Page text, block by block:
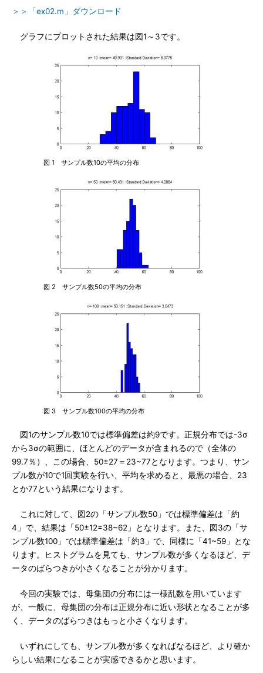
＞＞「ex02.m」ダウンロード
グラフにプロットされた結果は図1～3です。
図 1 サンプル数10の平均の分布
図 2 サンプル数50の平均の分布
図 3 サンプル数100の平均の分布
図1のサンプル数10では標準偏差は約9です。正規分布では-3σ
から3σの範囲に、ほとんどのデータが含まれるので（全体の
99.7％）、この場合、50±27＝23~77となります。つまり、サン
プル数が10で1回実験を行い、平均を求めると、最悪の場合、23
とか77という結果になります。
これに対して、図2の「サンプル数50」では標準偏差は「約
4」で、結果は「50±12=38~62」となります。また、図3の「サ
ンプル数100」では標準偏差は「約3」で、同様に「41~59」とな
ります。ヒストグラムを見ても、サンプル数が多くなるほど、デ
ータのばらつきが小さくなることが分かります。
今回の実験では、母集団の分布には一様乱数を用いています
が、一般に、母集団の分布は正規分布に近い形状となることが多
く、データのばらつきはもっと小さくなります。
いずれにしても、サンプル数が多くなればなるほど、より確か
らしい結果になることが実感できるかと思います。